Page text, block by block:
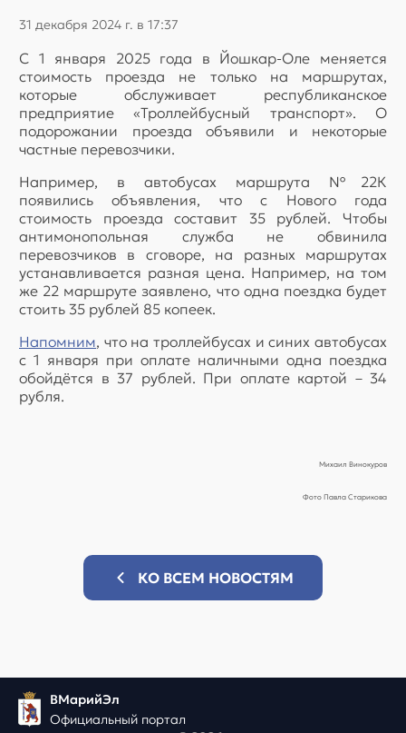
31 декабря 2024 г. в 17:37
С 1 января 2025 года в Йошкар-Оле меняется
стоимость проезда не только на маршрутах,
которые обслуживает республиканское
предприятие «Троллейбусный транспорт». О
подорожании проезда объявили и некоторые
частные перевозчики.
Например, в автобусах маршрута №22К
появились объявления, что с Нового года
стоимость проезда составит 35 рублей. Чтобы
антимонопольная служба не обвинила
перевозчиков в сговоре, на разных маршрутах
устанавливается разная цена. Например, на том
же 22 маршруте заявлено, что одна поездка будет
стоить 35 рублей 85 копеек.
Напомним, что на троллейбусах и синих автобусах
с 1 января при оплате наличными одна поездка
обойдётся в 37 рублей. При оплате картой – 34
рубля.
Михаил Винокуров
Фото Павла Старикова
КО ВСЕМ НОВОСТЯМ
ВМарийЭл
Официальный портал